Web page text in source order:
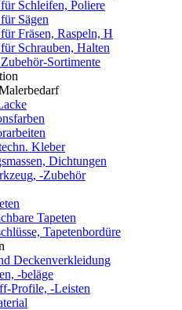
Schleifen, Poliere
Sägen
Fräsen, Raspeln, H
Schrauben, Halten
Sortimente
Kleber
Dichtungen
-Zubehör
Tapeten
Tapetenbordüre
Deckenverkleidung
-beläge
Profile, -Leisten